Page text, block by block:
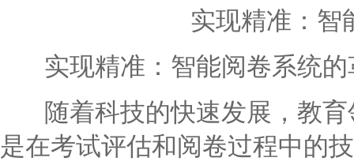
实现精准：智
实现精准：智能阅卷系统的
随着科技的快速发展，教育
是在考试评估和阅卷过程中的